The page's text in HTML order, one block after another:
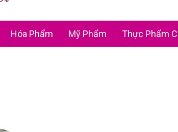
Hóa Phẩm Mỹ Phẩm Thực Phẩm